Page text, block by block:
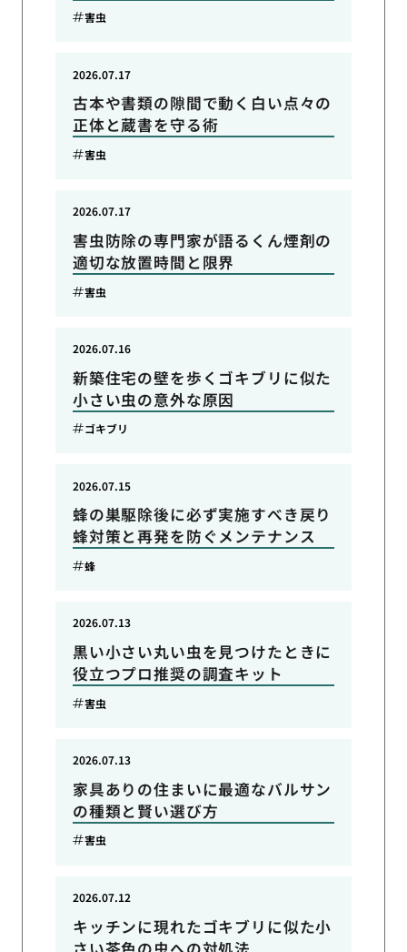
害虫
古本や書類の隙間で動く白い点々の
正体と蔵書を守る術
2026.07.17
害虫
害虫防除の専門家が語るくん煙剤の
適切な放置時間と限界
2026.07.17
害虫
新築住宅の壁を歩くゴキブリに似た
小さい虫の意外な原因
2026.07.16
ゴキブリ
蜂の巣駆除後に必ず実施すべき戻り
蜂対策と再発を防ぐメンテナンス
2026.07.15
蜂
黒い小さい丸い虫を見つけたときに
役立つプロ推奨の調査キット
2026.07.13
害虫
家具ありの住まいに最適なバルサン
の種類と賢い選び方
2026.07.13
害虫
キッチンに現れたゴキブリに似た小
2026.07.12